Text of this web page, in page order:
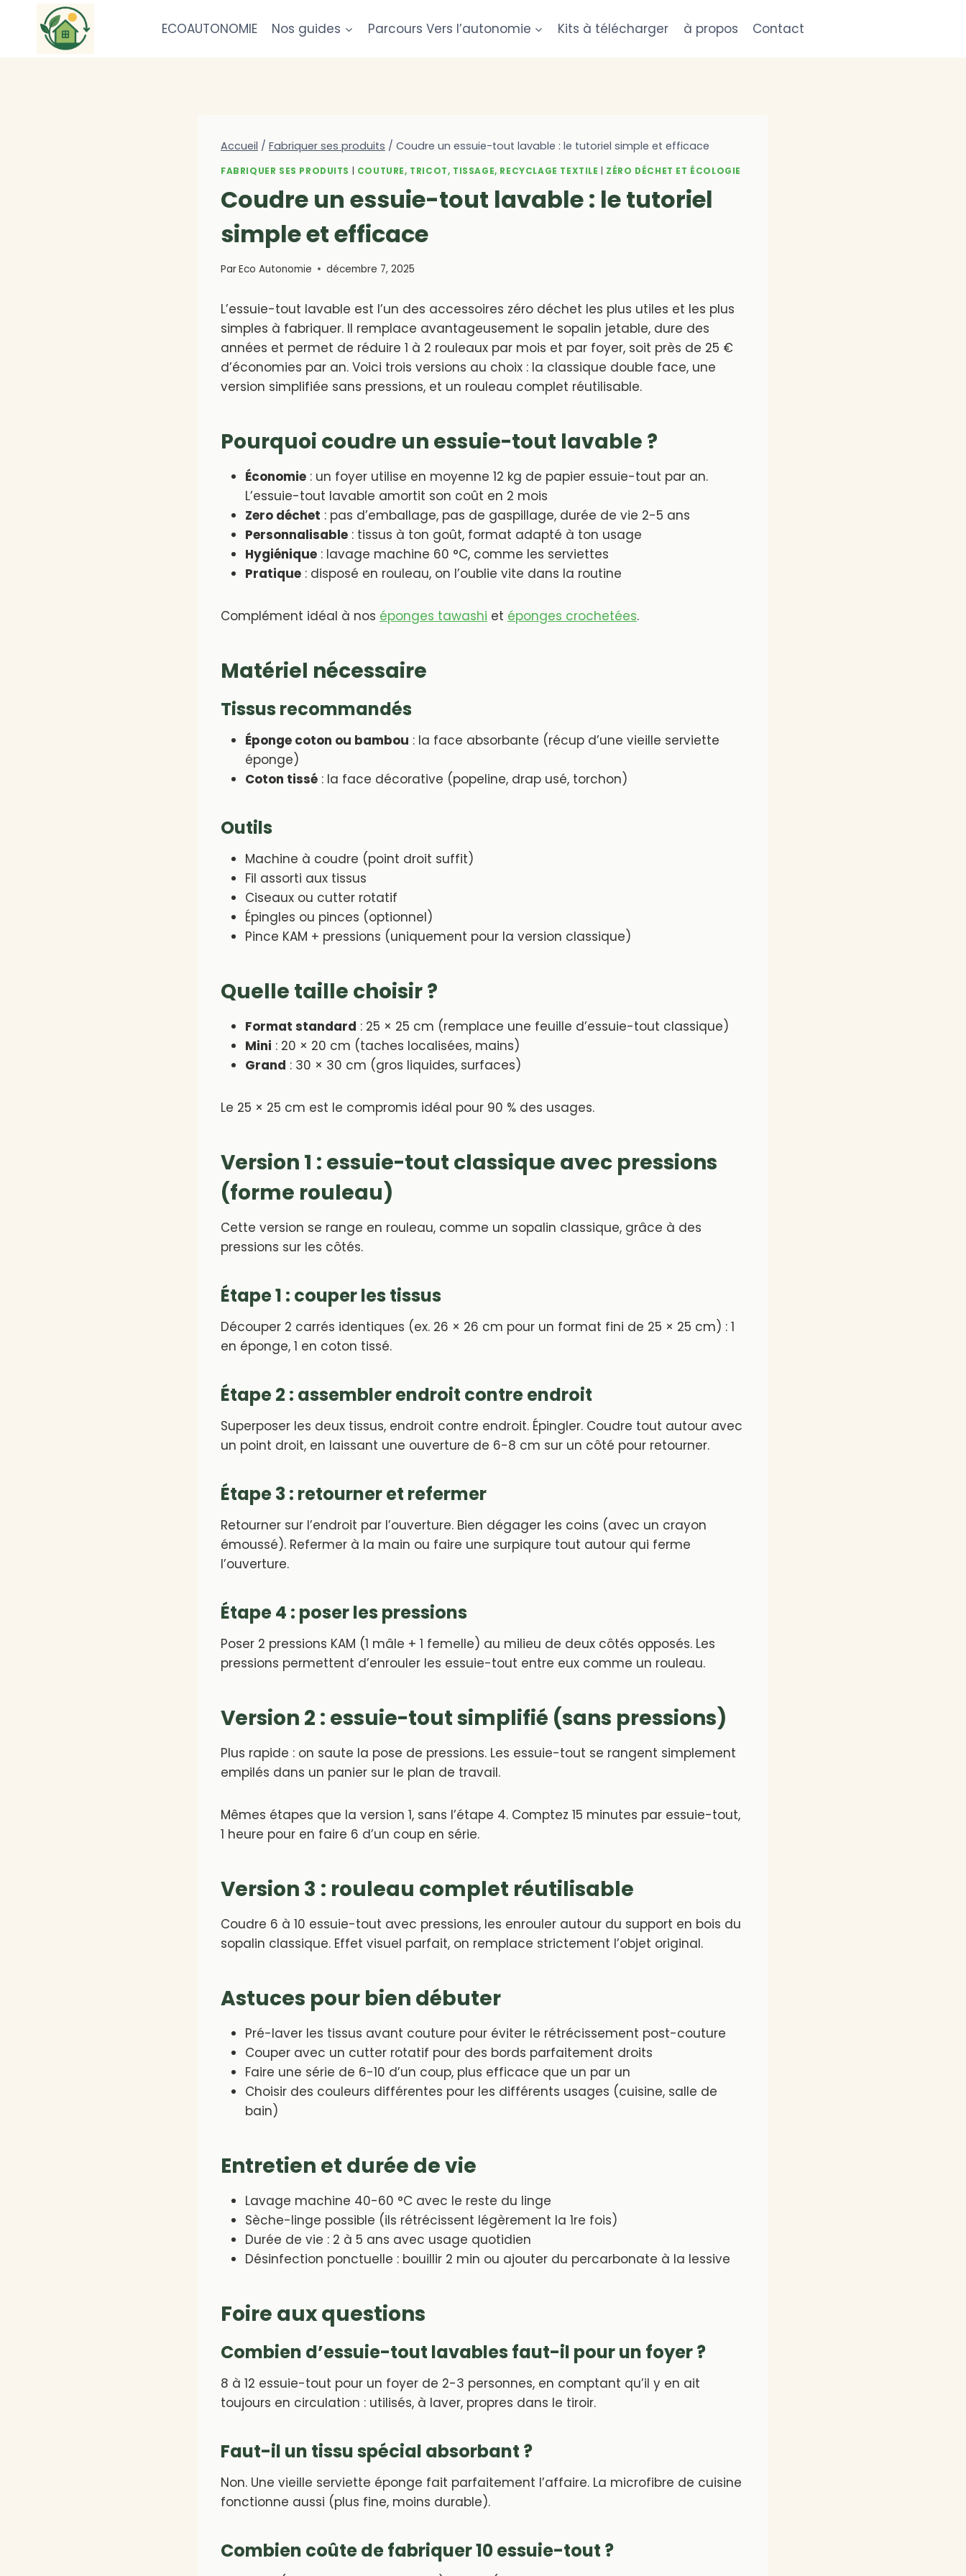
contenu
ECOAUTONOMIE Nos guides Parcours Vers l’autonomie Kits à télécharger à propos Contact
Accueil / Fabriquer ses produits / Coudre un essuie-tout lavable : le tutoriel simple et efficace
FABRIQUER SES PRODUITS COUTURE, TRICOT, TISSAGE, RECYCLAGE TEXTILE ZÉRO DÉCHET ET ÉCOLOGIE
Coudre un essuie-tout lavable : le tutoriel
simple et efficace
ParEco Autonomie décembre 7, 2025
L’essuie-tout lavable est l’un des accessoires zéro déchet les plus utiles et les plus
simples à fabriquer. Il remplace avantageusement le sopalin jetable, dure des
années et permet de réduire 1 à 2 rouleaux par mois et par foyer, soit près de 25 €
d’économies par an. Voici trois versions au choix : la classique double face, une
version simplifiée sans pressions, et un rouleau complet réutilisable.
Pourquoi coudre un essuie-tout lavable ?
Économie : un foyer utilise en moyenne 12 kg de papier essuie-tout par an.
L’essuie-tout lavable amortit son coût en 2 mois
Zero déchet : pas d’emballage, pas de gaspillage, durée de vie 2-5 ans
Personnalisable : tissus à ton goût, format adapté à ton usage
Hygiénique : lavage machine 60 °C, comme les serviettes
Pratique : disposé en rouleau, on l’oublie vite dans la routine
Complément idéal à nos éponges tawashi et éponges crochetées.
Matériel nécessaire
Tissus recommandés
Éponge coton ou bambou : la face absorbante (récup d’une vieille serviette
éponge)
Coton tissé : la face décorative (popeline, drap usé, torchon)
Outils
Machine à coudre (point droit suffit)
Fil assorti aux tissus
Ciseaux ou cutter rotatif
Épingles ou pinces (optionnel)
Pince KAM + pressions (uniquement pour la version classique)
Quelle taille choisir ?
Format standard : 25 × 25 cm (remplace une feuille d’essuie-tout classique)
Mini : 20 × 20 cm (taches localisées, mains)
Grand : 30 × 30 cm (gros liquides, surfaces)
Le 25 × 25 cm est le compromis idéal pour 90 % des usages.
Version 1 : essuie-tout classique avec pressions
(forme rouleau)
Cette version se range en rouleau, comme un sopalin classique, grâce à des
pressions sur les côtés.
Étape 1 : couper les tissus
Découper 2 carrés identiques (ex. 26 × 26 cm pour un format fini de 25 × 25 cm) : 1
en éponge, 1 en coton tissé.
Étape 2 : assembler endroit contre endroit
Superposer les deux tissus, endroit contre endroit. Épingler. Coudre tout autour avec
un point droit, en laissant une ouverture de 6-8 cm sur un côté pour retourner.
Étape 3 : retourner et refermer
Retourner sur l’endroit par l’ouverture. Bien dégager les coins (avec un crayon
émoussé). Refermer à la main ou faire une surpiqure tout autour qui ferme
l’ouverture.
Étape 4 : poser les pressions
Poser 2 pressions KAM (1 mâle + 1 femelle) au milieu de deux côtés opposés. Les
pressions permettent d’enrouler les essuie-tout entre eux comme un rouleau.
Version 2 : essuie-tout simplifié (sans pressions)
Plus rapide : on saute la pose de pressions. Les essuie-tout se rangent simplement
empilés dans un panier sur le plan de travail.
Mêmes étapes que la version 1, sans l’étape 4. Comptez 15 minutes par essuie-tout,
1 heure pour en faire 6 d’un coup en série.
Version 3 : rouleau complet réutilisable
Coudre 6 à 10 essuie-tout avec pressions, les enrouler autour du support en bois du
sopalin classique. Effet visuel parfait, on remplace strictement l’objet original.
Astuces pour bien débuter
Pré-laver les tissus avant couture pour éviter le rétrécissement post-couture
Couper avec un cutter rotatif pour des bords parfaitement droits
Faire une série de 6-10 d’un coup, plus efficace que un par un
Choisir des couleurs différentes pour les différents usages (cuisine, salle de
bain)
Entretien et durée de vie
Lavage machine 40-60 °C avec le reste du linge
Sèche-linge possible (ils rétrécissent légèrement la 1re fois)
Durée de vie : 2 à 5 ans avec usage quotidien
Désinfection ponctuelle : bouillir 2 min ou ajouter du percarbonate à la lessive
Foire aux questions
Combien d’essuie-tout lavables faut-il pour un foyer ?
8 à 12 essuie-tout pour un foyer de 2-3 personnes, en comptant qu’il y en ait
toujours en circulation : utilisés, à laver, propres dans le tiroir.
Faut-il un tissu spécial absorbant ?
Non. Une vieille serviette éponge fait parfaitement l’affaire. La microfibre de cuisine
fonctionne aussi (plus fine, moins durable).
Combien coûte de fabriquer 10 essuie-tout ?